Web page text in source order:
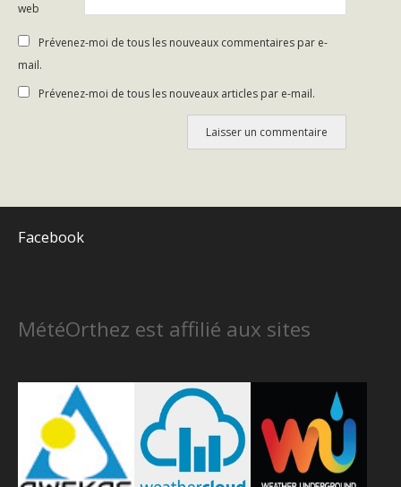
web
Prévenez-moi de tous les nouveaux commentaires par e-
mail.
Prévenez-moi de tous les nouveaux articles par e-mail.
Facebook
MétéOrthez est affilié aux sites